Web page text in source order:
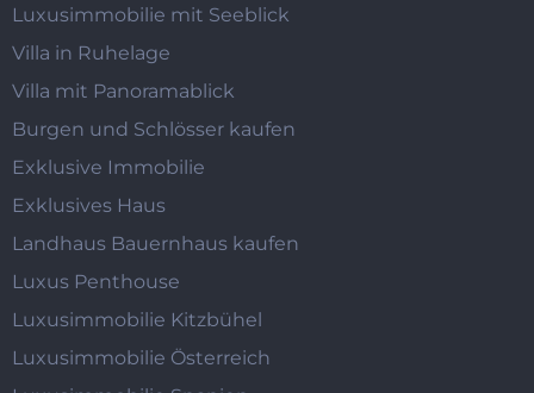
Luxusimmobilie mit Seeblick
Villa in Ruhelage
Villa mit Panoramablick
Burgen und Schlösser kaufen
Exklusive Immobilie
Exklusives Haus
Landhaus Bauernhaus kaufen
Luxus Penthouse
Luxusimmobilie Kitzbühel
Luxusimmobilie Österreich